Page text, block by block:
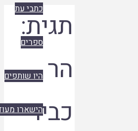
כתבי עת
ספרים
היו שותפים
הישארו מעודכנים
תגית:
הר
כביר